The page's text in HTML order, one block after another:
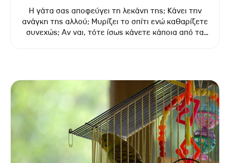
Η γάτα σας αποφεύγει τη λεκάνη της; Κάνει την
ανάγκη της αλλού; Μυρίζει το σπίτι ενώ καθαρίζετε
συνεχώς; Αν ναι, τότε ίσως κάνετε κάποια από τα